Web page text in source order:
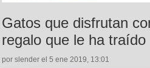
Gatos que disfrutan
regalo que le ha traído
por slender el 5 ene 2019, 13:01